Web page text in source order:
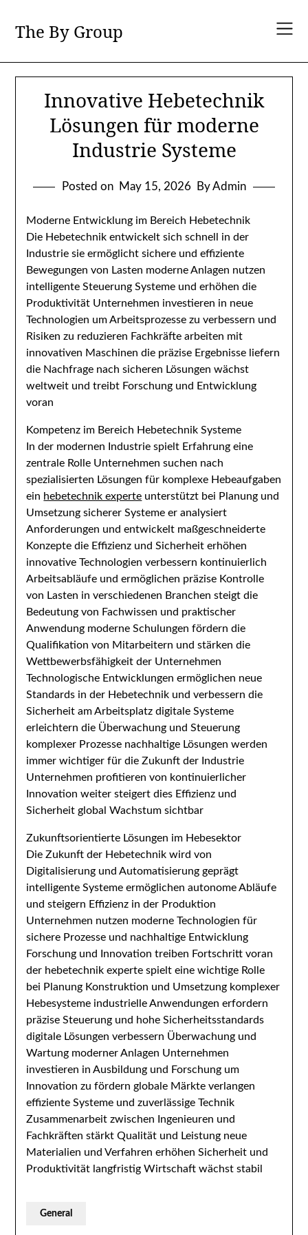
content
The By Group
Innovative Hebetechnik
Lösungen für moderne
Industrie Systeme
Posted on May 15, 2026 By Admin
Moderne Entwicklung im Bereich Hebetechnik
Die Hebetechnik entwickelt sich schnell in der
Industrie sie ermöglicht sichere und effiziente
Bewegungen von Lasten moderne Anlagen nutzen
intelligente Steuerung Systeme und erhöhen die
Produktivität Unternehmen investieren in neue
Technologien um Arbeitsprozesse zu verbessern und
Risiken zu reduzieren Fachkräfte arbeiten mit
innovativen Maschinen die präzise Ergebnisse liefern
die Nachfrage nach sicheren Lösungen wächst
weltweit und treibt Forschung und Entwicklung
voran
Kompetenz im Bereich Hebetechnik Systeme
In der modernen Industrie spielt Erfahrung eine
zentrale Rolle Unternehmen suchen nach
spezialisierten Lösungen für komplexe Hebeaufgaben
ein hebetechnik experte unterstützt bei Planung und
Umsetzung sicherer Systeme er analysiert
Anforderungen und entwickelt maßgeschneiderte
Konzepte die Effizienz und Sicherheit erhöhen
innovative Technologien verbessern kontinuierlich
Arbeitsabläufe und ermöglichen präzise Kontrolle
von Lasten in verschiedenen Branchen steigt die
Bedeutung von Fachwissen und praktischer
Anwendung moderne Schulungen fördern die
Qualifikation von Mitarbeitern und stärken die
Wettbewerbsfähigkeit der Unternehmen
Technologische Entwicklungen ermöglichen neue
Standards in der Hebetechnik und verbessern die
Sicherheit am Arbeitsplatz digitale Systeme
erleichtern die Überwachung und Steuerung
komplexer Prozesse nachhaltige Lösungen werden
immer wichtiger für die Zukunft der Industrie
Unternehmen profitieren von kontinuierlicher
Innovation weiter steigert dies Effizienz und
Sicherheit global Wachstum sichtbar
Zukunftsorientierte Lösungen im Hebesektor
Die Zukunft der Hebetechnik wird von
Digitalisierung und Automatisierung geprägt
intelligente Systeme ermöglichen autonome Abläufe
und steigern Effizienz in der Produktion
Unternehmen nutzen moderne Technologien für
sichere Prozesse und nachhaltige Entwicklung
Forschung und Innovation treiben Fortschritt voran
der hebetechnik experte spielt eine wichtige Rolle
bei Planung Konstruktion und Umsetzung komplexer
Hebesysteme industrielle Anwendungen erfordern
präzise Steuerung und hohe Sicherheitsstandards
digitale Lösungen verbessern Überwachung und
Wartung moderner Anlagen Unternehmen
investieren in Ausbildung und Forschung um
Innovation zu fördern globale Märkte verlangen
effiziente Systeme und zuverlässige Technik
Zusammenarbeit zwischen Ingenieuren und
Fachkräften stärkt Qualität und Leistung neue
Materialien und Verfahren erhöhen Sicherheit und
Produktivität langfristig Wirtschaft wächst stabil
General